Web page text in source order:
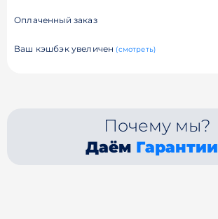
Оплаченный заказ
Ваш кэшбэк увеличен (смотреть)
Почему мы?
Даём Гарантии